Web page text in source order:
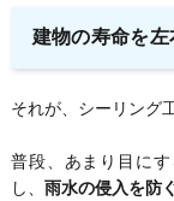
建物の寿命を左
それが、シーリング
普段、あまり目に
し、 雨水の侵入を防